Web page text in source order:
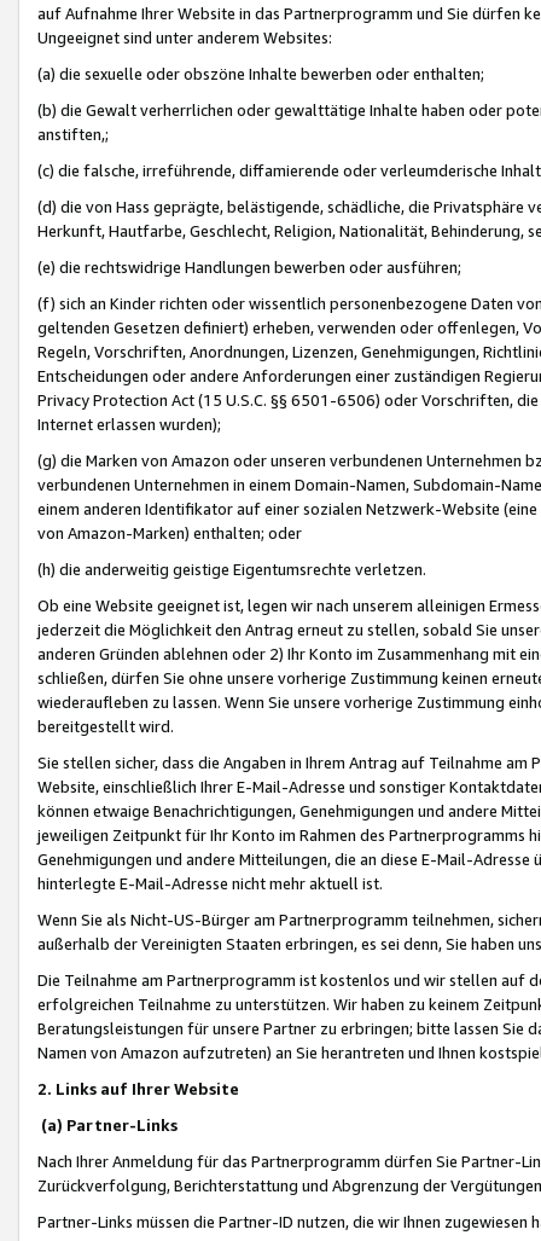
auf Aufnahme Ihrer Website in das Partnerprogramm und Sie dürfen
Ungeeignet sind unter anderem Websites:
(a) die sexuelle oder obszöne Inhalte bewerben oder enthalten;
(b) die Gewalt verherrlichen oder gewalttätige Inhalte haben oder
anstiften,;
(c) die falsche, irreführende, diffamierende oder verleumderische
(d) die von Hass geprägte, belästigende, schädliche, die Privatsphäre
Herkunft, Hautfarbe, Geschlecht, Religion, Nationalität, Behinderung,
(e) die rechtswidrige Handlungen bewerben oder ausführen;
(f) sich an Kinder richten oder wissentlich personenbezogene Daten
geltenden Gesetzen definiert) erheben, verwenden oder offenlegen,
Regeln, Vorschriften, Anordnungen, Lizenzen, Genehmigungen,
Entscheidungen oder andere Anforderungen einer zuständigen
Privacy Protection Act (15 U.S.C. §§ 6501-6506) oder Vorschriften,
Internet erlassen wurden);
(g) die Marken von Amazon oder unseren verbundenen Unternehmen
verbundenen Unternehmen in einem Domain-Namen, Subdomain-
einem anderen Identifikator auf einer sozialen Netzwerk-Website
von Amazon-Marken) enthalten; oder
(h) die anderweitig geistige Eigentumsrechte verletzen.
Ob eine Website geeignet ist, legen wir nach unserem alleinigen
jederzeit die Möglichkeit den Antrag erneut zu stellen, sobald Sie
anderen Gründen ablehnen oder 2) Ihr Konto im Zusammenhang mit
schließen, dürfen Sie ohne unsere vorherige Zustimmung keinen
wiederaufleben zu lassen. Wenn Sie unsere vorherige Zustimmung
bereitgestellt wird.
Sie stellen sicher, dass die Angaben in Ihrem Antrag auf Teilnahme
Website, einschließlich Ihrer E-Mail-Adresse und sonstiger
können etwaige Benachrichtigungen, Genehmigungen und andere
jeweiligen Zeitpunkt für Ihr Konto im Rahmen des Partnerprogramms
Genehmigungen und andere Mitteilungen, die an diese E-Mail-
hinterlegte E-Mail-Adresse nicht mehr aktuell ist.
Wenn Sie als Nicht-US-Bürger am Partnerprogramm teilnehmen,
außerhalb der Vereinigten Staaten erbringen, es sei denn, Sie haben
Die Teilnahme am Partnerprogramm ist kostenlos und wir stellen auf
erfolgreichen Teilnahme zu unterstützen. Wir haben zu keinem
Beratungsleistungen für unsere Partner zu erbringen; bitte lassen Sie
Namen von Amazon aufzutreten) an Sie herantreten und Ihnen
2. Links auf Ihrer Website
(a) Partner-Links
Nach Ihrer Anmeldung für das Partnerprogramm dürfen Sie Partner-
Zurückverfolgung, Berichterstattung und Abgrenzung der
Partner-Links müssen die Partner-ID nutzen, die wir Ihnen zugewiesen